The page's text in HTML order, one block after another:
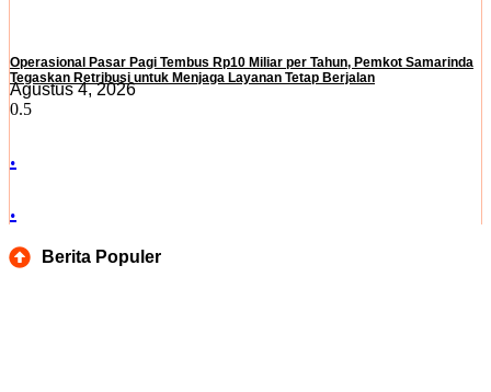
Operasional Pasar Pagi Tembus Rp10 Miliar per Tahun, Pemkot Samarinda
Tegaskan Retribusi untuk Menjaga Layanan Tetap Berjalan
Agustus 4, 2026
.
.
Berita Populer